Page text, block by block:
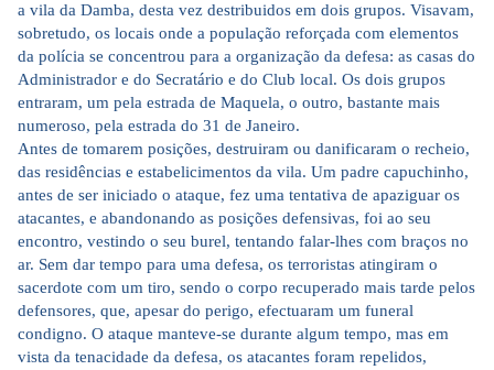
a vila da Damba, desta vez destribuidos em dois grupos. Visavam,
sobretudo, os locais onde a população reforçada com elementos
da polícia se concentrou para a organização da defesa: as casas do
Administrador e do Secratário e do Club local. Os dois grupos
entraram, um pela estrada de Maquela, o outro, bastante mais
numeroso, pela estrada do 31 de Janeiro.
Antes de tomarem posições, destruiram ou danificaram o recheio,
das residências e estabelicimentos da vila. Um padre capuchinho,
antes de ser iniciado o ataque, fez uma tentativa de apaziguar os
atacantes, e abandonando as posições defensivas, foi ao seu
encontro, vestindo o seu burel, tentando falar-lhes com braços no
ar. Sem dar tempo para uma defesa, os terroristas atingiram o
sacerdote com um tiro, sendo o corpo recuperado mais tarde pelos
defensores, que, apesar do perigo, efectuaram um funeral
condigno. O ataque manteve-se durante algum tempo, mas em
vista da tenacidade da defesa, os atacantes foram repelidos,